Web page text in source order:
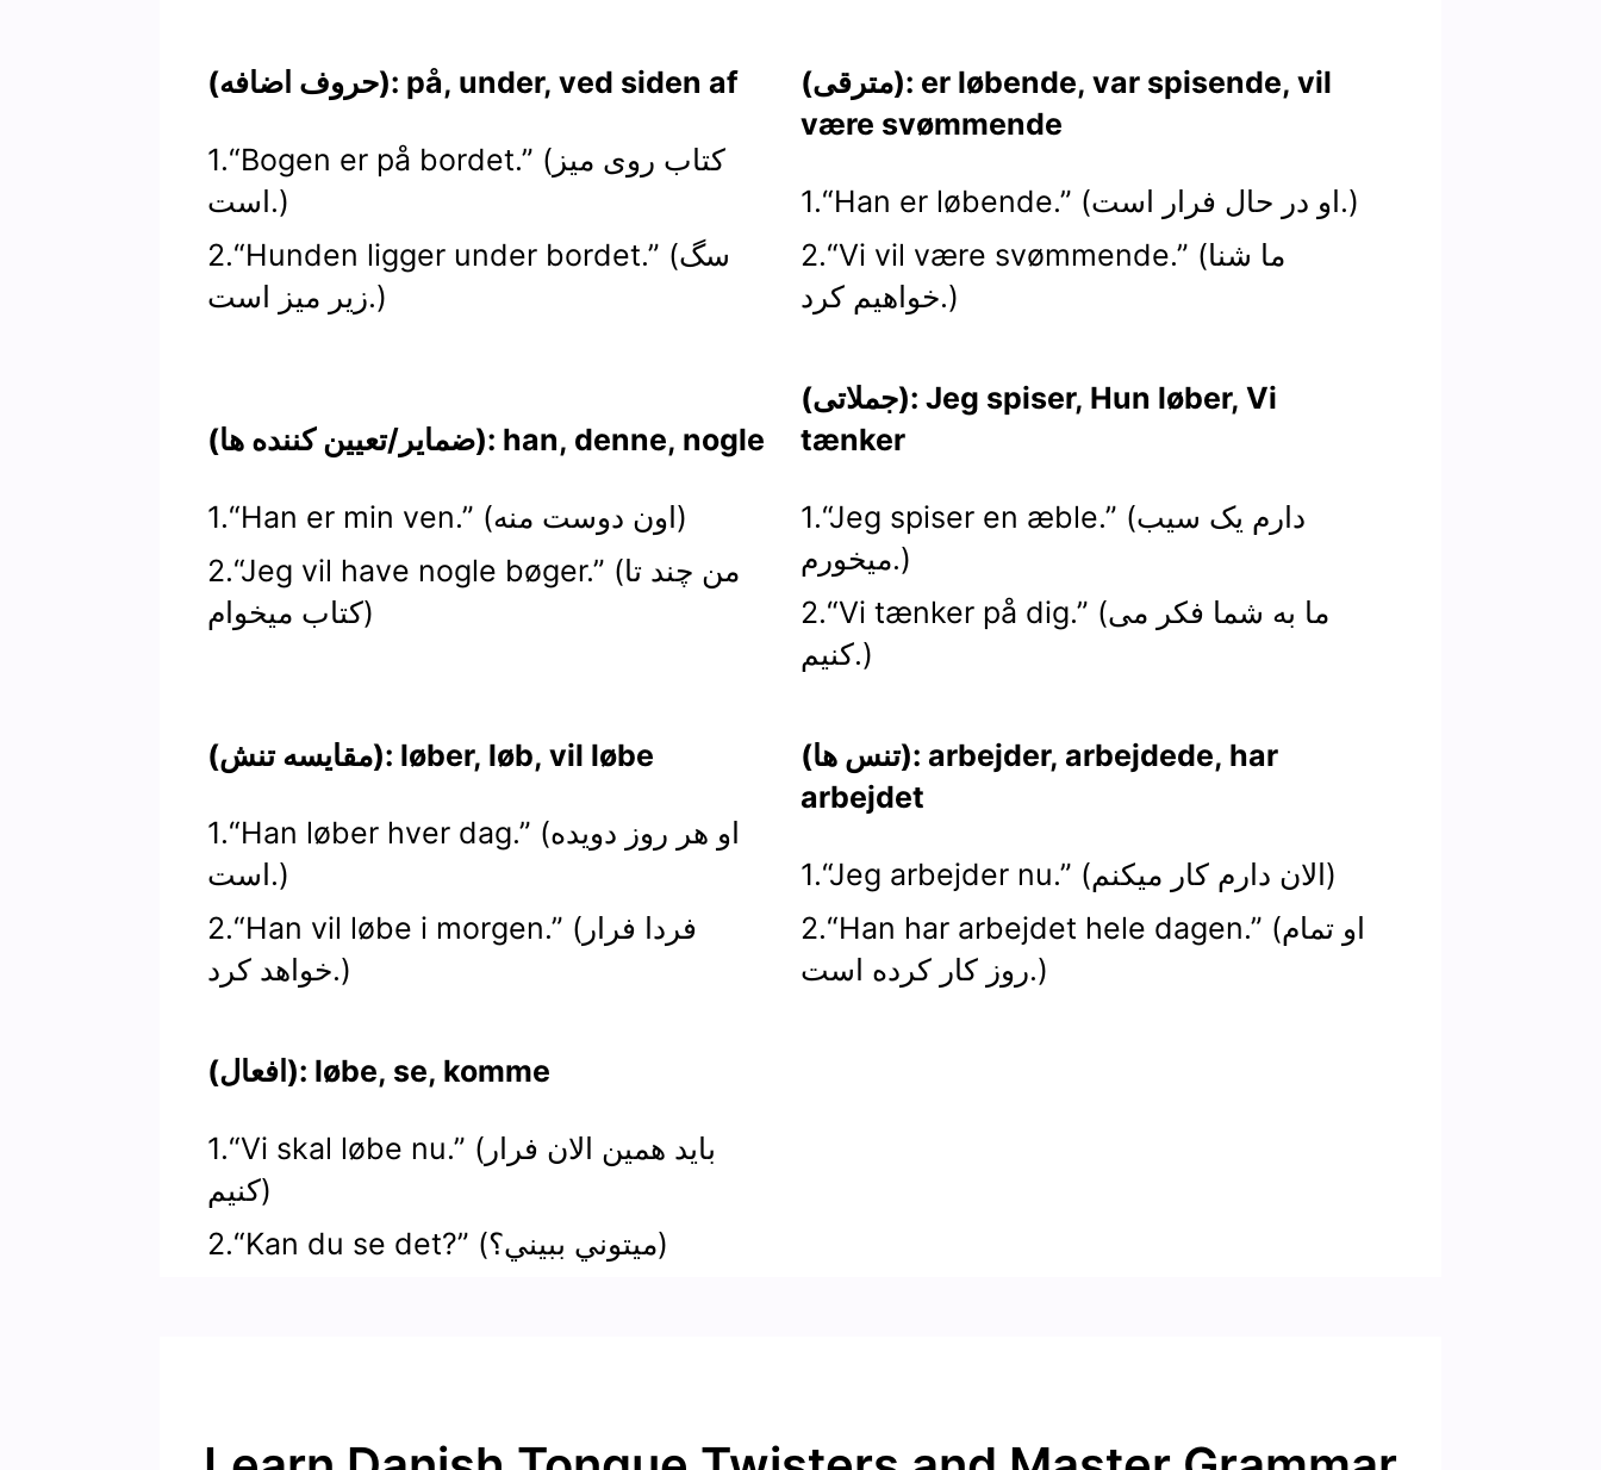
(حروف اضافه): på, under, ved siden af
1.“Bogen er på bordet.” (کتاب روی میز
است.)
2.“Hunden ligger under bordet.” (سگ
زیر میز است.)
(مترقی): er løbende, var spisende, vil
være svømmende
1.“Han er løbende.” (او در حال فرار است.)
2.“Vi vil være svømmende.” (ما شنا
خواهیم کرد.)
(ضمایر/تعیین کننده ها): han, denne, nogle
1.“Han er min ven.” (اون دوست منه)
2.“Jeg vil have nogle bøger.” (من چند تا
کتاب میخوام)
(جملاتی): Jeg spiser, Hun løber, Vi
tænker
1.“Jeg spiser en æble.” (دارم یک سیب
میخورم.)
2.“Vi tænker på dig.” (ما به شما فکر می
کنیم.)
(مقایسه تنش): løber, løb, vil løbe
1.“Han løber hver dag.” (او هر روز دویده
است.)
2.“Han vil løbe i morgen.” (فردا فرار
خواهد کرد.)
(تنس ها): arbejder, arbejdede, har
arbejdet
1.“Jeg arbejder nu.” (الان دارم کار ميکنم)
2.“Han har arbejdet hele dagen.” (او تمام
روز کار کرده است.)
(افعال): løbe, se, komme
1.“Vi skal løbe nu.” (بايد همين الان فرار
کنيم)
2.“Kan du se det?” (ميتوني ببيني؟)